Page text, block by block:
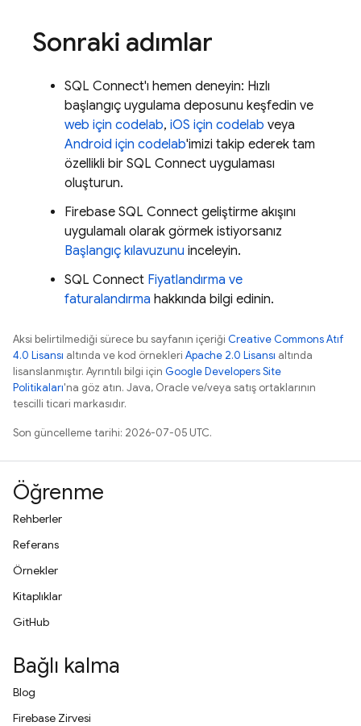
Sonraki adımlar
SQL Connect'ı hemen deneyin: Hızlı
başlangıç uygulama deposunu keşfedin ve
web için codelab, iOS için codelab veya
Android için codelab'imizi takip ederek tam
özellikli bir SQL Connect uygulaması
oluşturun.
Firebase SQL Connect geliştirme akışını
uygulamalı olarak görmek istiyorsanız
Başlangıç kılavuzunu inceleyin.
SQL Connect Fiyatlandırma ve
faturalandırma hakkında bilgi edinin.
Aksi belirtilmediği sürece bu sayfanın içeriği Creative Commons Atıf
4.0 Lisansı altında ve kod örnekleri Apache 2.0 Lisansı altında
lisanslanmıştır. Ayrıntılı bilgi için Google Developers Site
Politikaları'na göz atın. Java, Oracle ve/veya satış ortaklarının
tescilli ticari markasıdır.
Son güncelleme tarihi: 2026-07-05 UTC.
Öğrenme
Rehberler
Referans
Örnekler
Kitaplıklar
GitHub
Bağlı kalma
Blog
Firebase Zirvesi